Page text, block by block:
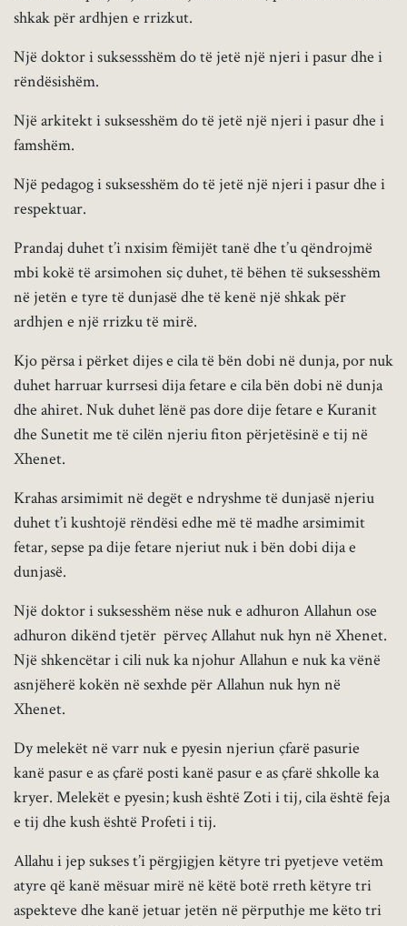
shkak për ardhjen e rrizkut.
Një doktor i suksessshëm do të jetë një njeri i pasur dhe i
rëndësishëm.
Një arkitekt i suksesshëm do të jetë një njeri i pasur dhe i
famshëm.
Një pedagog i suksesshëm do të jetë një njeri i pasur dhe i
respektuar.
Prandaj duhet t’i nxisim fëmijët tanë dhe t’u qëndrojmë
mbi kokë të arsimohen siç duhet, të bëhen të suksesshëm
në jetën e tyre të dunjasë dhe të kenë një shkak për
ardhjen e një rrizku të mirë.
Kjo përsa i përket dijes e cila të bën dobi në dunja, por nuk
duhet harruar kurrsesi dija fetare e cila bën dobi në dunja
dhe ahiret. Nuk duhet lënë pas dore dije fetare e Kuranit
dhe Sunetit me të cilën njeriu fiton përjetësinë e tij në
Xhenet.
Krahas arsimimit në degët e ndryshme të dunjasë njeriu
duhet t’i kushtojë rëndësi edhe më të madhe arsimimit
fetar, sepse pa dije fetare njeriut nuk i bën dobi dija e
dunjasë.
Një doktor i suksesshëm nëse nuk e adhuron Allahun ose
adhuron dikënd tjetër përveç Allahut nuk hyn në Xhenet.
Një shkencëtar i cili nuk ka njohur Allahun e nuk ka vënë
asnjëherë kokën në sexhde për Allahun nuk hyn në
Xhenet.
Dy melekët në varr nuk e pyesin njeriun çfarë pasurie
kanë pasur e as çfarë posti kanë pasur e as çfarë shkolle ka
kryer. Melekët e pyesin; kush është Zoti i tij, cila është feja
e tij dhe kush është Profeti i tij.
Allahu i jep sukses t’i përgjigjen këtyre tri pyetjeve vetëm
atyre që kanë mësuar mirë në këtë botë rreth këtyre tri
aspekteve dhe kanë jetuar jetën në përputhje me këto tri